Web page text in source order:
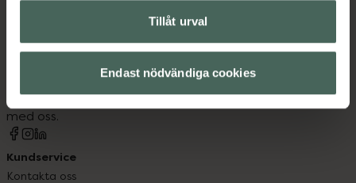
Tillåt urval
Endast nödvändiga cookies
syd till Lappland i norr, och online i mobilen och på
datorn. Oavsett vem du är så är det vårt uppdrag att
hjälpa just dig att må lite bättre. Välkommen att prata
med oss.
Kundservice
Kontakta oss